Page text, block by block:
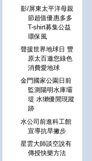
影/屏東太平洋母親
節超值優惠多多
T-shirt募集公益
環保風
聲援世界地球日 豐
原太百邀您綠色
消費愛地球
金門國家公園日前
監測陽明水庫壩
堤 水獺優閒現蹤
跡
水公司前進科工館
宣導抗旱撇步
星雲大師談空說有
傳授快樂方法